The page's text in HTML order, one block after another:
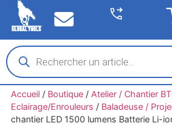
Accueil/ Boutique/ Atelier / Chantier
Eclairage/Enrouleurs / Baladeuse /
chantier LED 1500 lumens Batterie Li-